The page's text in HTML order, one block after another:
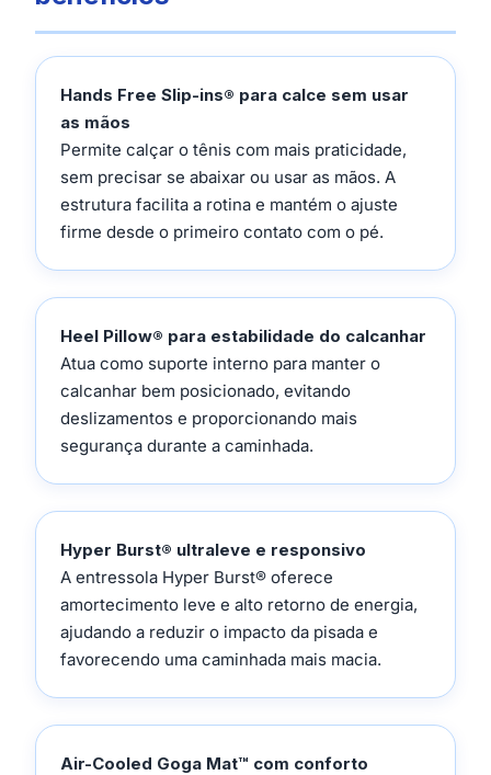
Hands Free Slip-ins® para calce sem usar
as mãos
Permite calçar o tênis com mais praticidade,
sem precisar se abaixar ou usar as mãos. A
estrutura facilita a rotina e mantém o ajuste
firme desde o primeiro contato com o pé.
Heel Pillow® para estabilidade do calcanhar
Atua como suporte interno para manter o
calcanhar bem posicionado, evitando
deslizamentos e proporcionando mais
segurança durante a caminhada.
Hyper Burst® ultraleve e responsivo
A entressola Hyper Burst® oferece
amortecimento leve e alto retorno de energia,
ajudando a reduzir o impacto da pisada e
favorecendo uma caminhada mais macia.
Air-Cooled Goga Mat™ com conforto